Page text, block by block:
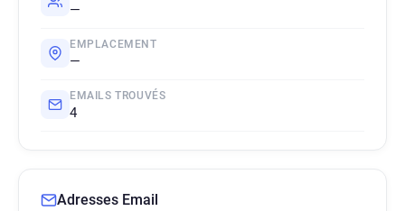
—
EMPLACEMENT
—
EMAILS TROUVÉS
4
Adresses Email